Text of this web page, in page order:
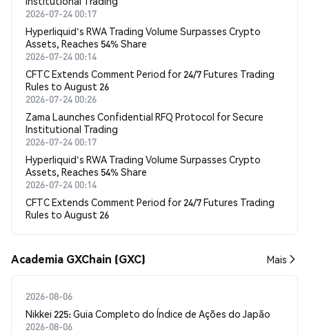
2026-07-24 00:17
Hyperliquid's RWA Trading Volume Surpasses Crypto
Assets, Reaches 54% Share
2026-07-24 00:14
CFTC Extends Comment Period for 24/7 Futures Trading
Rules to August 26
2026-07-24 00:26
Zama Launches Confidential RFQ Protocol for Secure
Institutional Trading
2026-07-24 00:17
Hyperliquid's RWA Trading Volume Surpasses Crypto
Assets, Reaches 54% Share
2026-07-24 00:14
CFTC Extends Comment Period for 24/7 Futures Trading
Rules to August 26
Academia GXChain (GXC) Mais
2026-08-06
Nikkei 225: Guia Completo do Índice de Ações do Japão
2026-08-06